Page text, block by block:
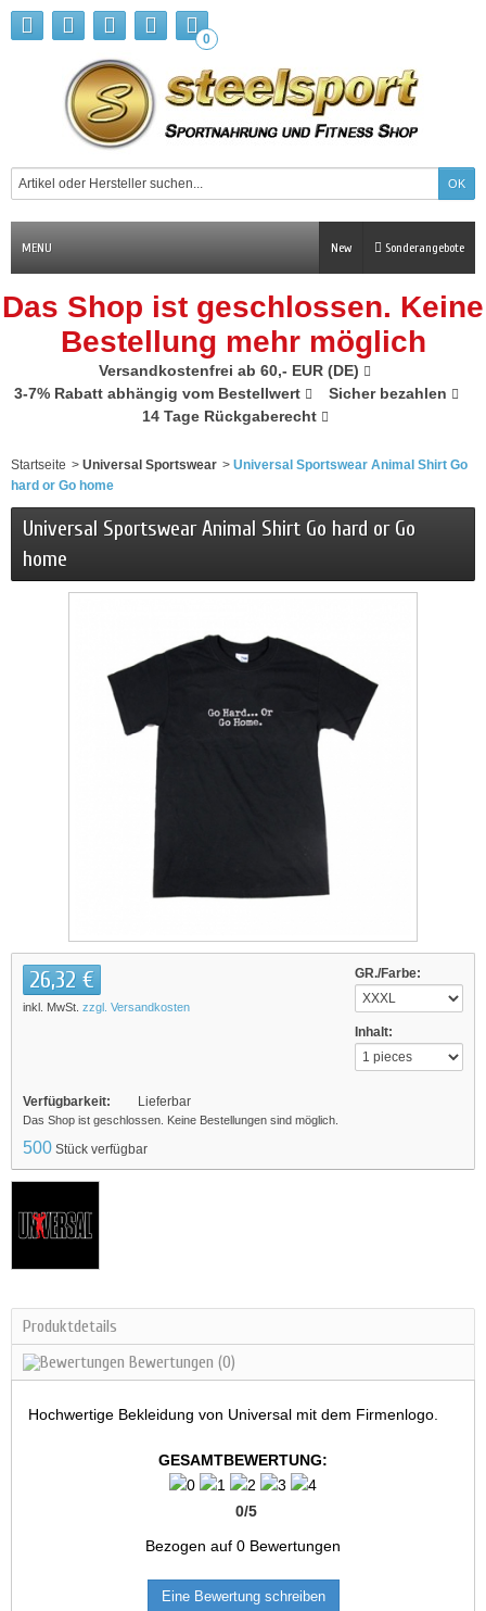
0
MENU Sonderangebote
New
Das Shop ist geschlossen. Keine
Bestellung mehr möglich
Versandkostenfrei ab 60,- EUR (DE)
3-7% Rabatt abhängig vom Bestellwert
Sicher bezahlen
14 Tage Rückgaberecht
Startseite > Universal Sportswear > Universal Sportswear Animal Shirt Go
hard or Go home
Universal Sportswear Animal Shirt Go hard or Go
home
GR./Farbe:
Inhalt:
26,32 €
inkl. MwSt. zzgl. Versandkosten
Verfügbarkeit: Lieferbar
Das Shop ist geschlossen. Keine Bestellungen sind möglich.
500 Stück verfügbar
Produktdetails
Bewertungen (0)
Hochwertige Bekleidung von Universal mit dem Firmenlogo.
GESAMTBEWERTUNG:
0/5
Bezogen auf 0 Bewertungen
Eine Bewertung schreiben